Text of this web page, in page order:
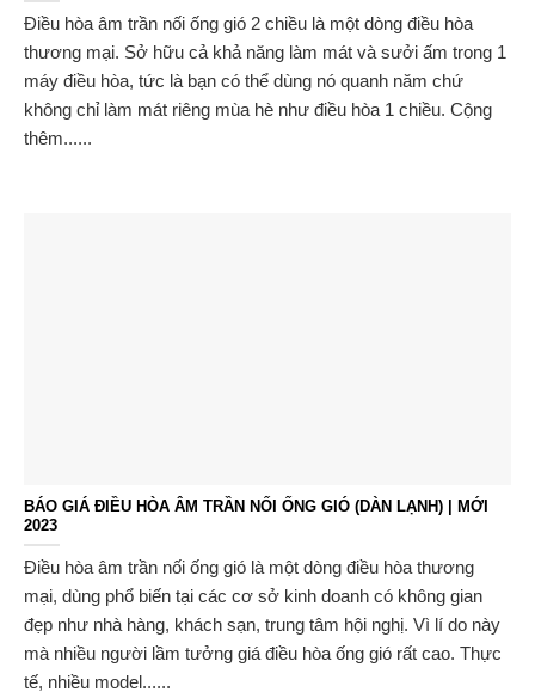
Điều hòa âm trần nối ống gió 2 chiều là một dòng điều hòa
thương mại. Sở hữu cả khả năng làm mát và sưởi ấm trong 1
máy điều hòa, tức là bạn có thể dùng nó quanh năm chứ
không chỉ làm mát riêng mùa hè như điều hòa 1 chiều. Cộng
thêm......
BÁO GIÁ ĐIỀU HÒA ÂM TRẦN NỐI ỐNG GIÓ (DÀN LẠNH) | MỚI
2023
Điều hòa âm trần nối ống gió là một dòng điều hòa thương
mại, dùng phổ biến tại các cơ sở kinh doanh có không gian
đẹp như nhà hàng, khách sạn, trung tâm hội nghị. Vì lí do này
mà nhiều người lầm tưởng giá điều hòa ống gió rất cao. Thực
tế, nhiều model......